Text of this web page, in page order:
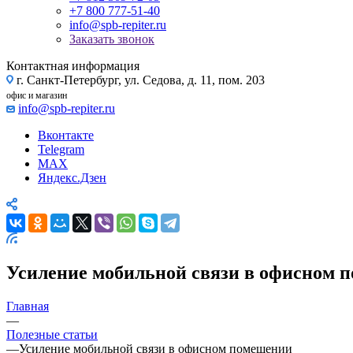
+7 800 777-51-40
info@spb-repiter.ru
Заказать звонок
Контактная информация
г. Санкт-Петербург, ул. Седова, д. 11, пом. 203
офис и магазин
info@spb-repiter.ru
Вконтакте
Telegram
MAX
Яндекс.Дзен
Усиление мобильной связи в офисном
Главная
—
Полезные статьи
—Усиление мобильной связи в офисном помещении